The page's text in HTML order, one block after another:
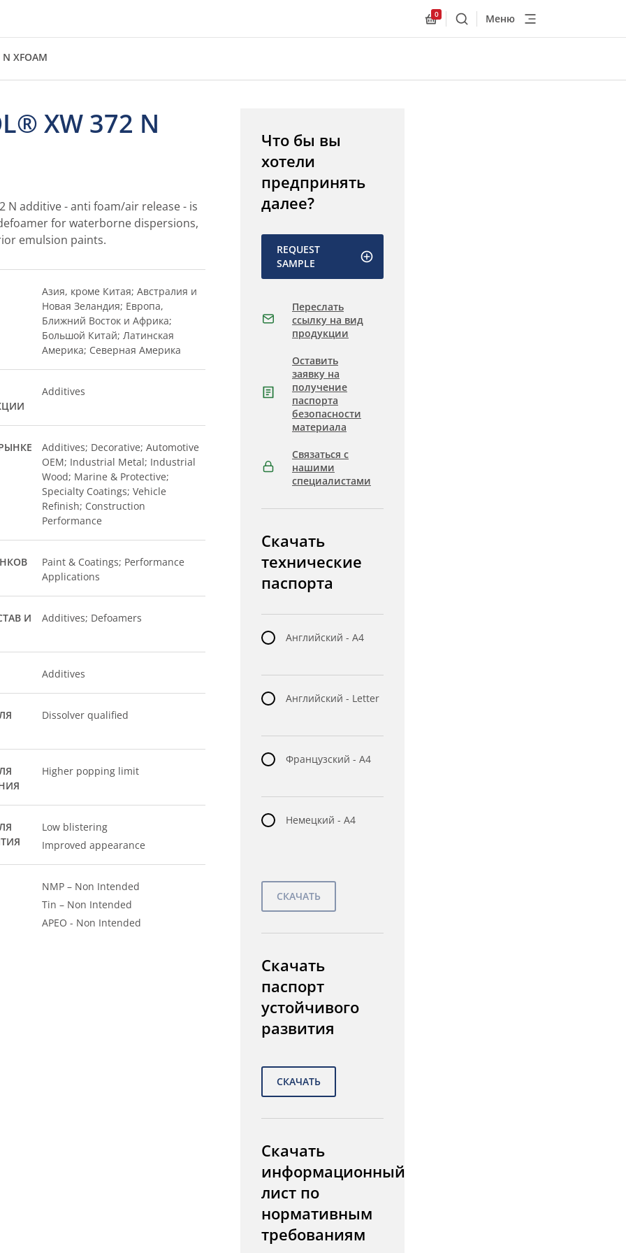
Allnex.GeneralResources.Cart
0
ПоискМеню
XFOAM
XW 372 N
N additive - anti foam/air release - is
for waterborne dispersions,
emulsion paints.
Азия, кроме Китая; Австралия и
Новая Зеландия; Европа,
Ближний Восток и Африка;
Большой Китай; Латинская
Америка; Северная Америка
Additives
Additives; Decorative; Automotive
OEM; Industrial Metal; Industrial
Wood; Marine & Protective;
Specialty Coatings; Vehicle
Refinish; Construction
Performance
Paint & Coatings; Performance
Applications
И
Additives; Defoamers
Additives
Dissolver qualified
Higher popping limit
Low blistering
Improved appearance
NMP – Non Intended
Tin – Non Intended
APEO - Non Intended
Что бы вы
хотели
предпринять
далее?
REQUEST
SAMPLE
Переслать
ссылку на вид
продукции
Оставить
заявку на
получение
паспорта
безопасности
материала
Связаться с
нашими
специалистами
Скачать
технические
паспорта
Английский - A4
Английский - Letter
Французский - A4
Немецкий - A4
Скачать
паспорт
устойчивого
развития
Скачать
информационный
лист по
нормативным
требованиям